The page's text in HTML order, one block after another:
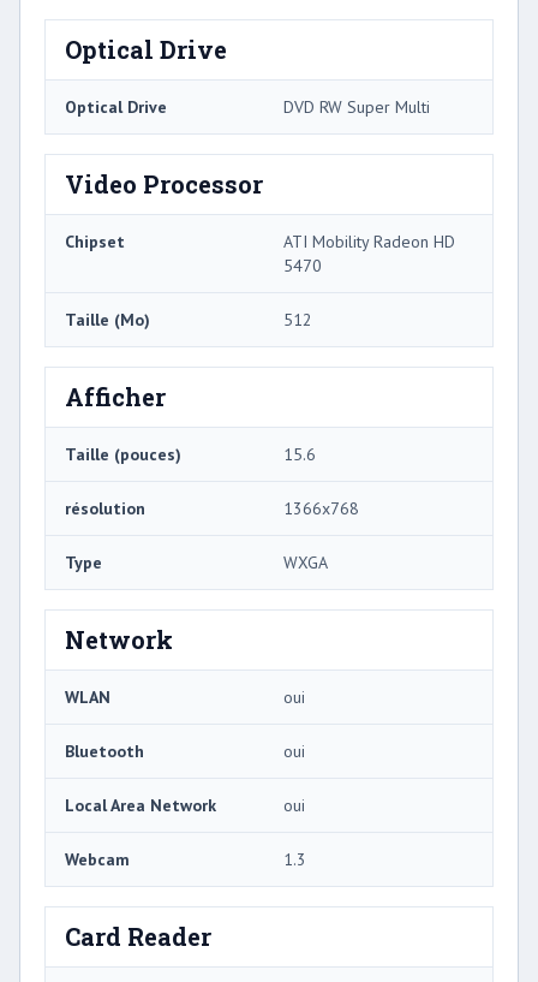
Optical Drive
Optical Drive DVD RW Super Multi
Video Processor
Chipset
ATI Mobility Radeon HD
5470
Taille (Mo) 512
Afficher
Taille (pouces) 15.6
résolution 1366x768
Type WXGA
Network
WLAN oui
Bluetooth oui
Local Area Network oui
Webcam 1.3
Card Reader